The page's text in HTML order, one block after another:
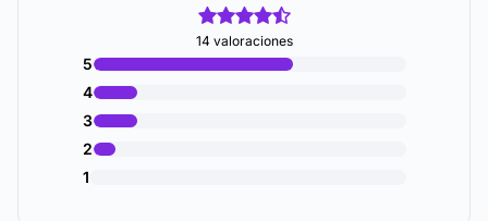
14 valoraciones
5
4
3
2
1